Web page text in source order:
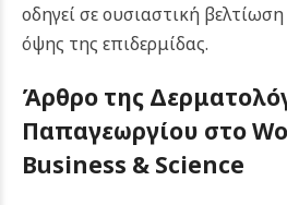
οδηγεί σε ουσιαστική
όψης της επιδερμίδας.
Άρθρο της
Παπαγεωργίου στο
Business & Science